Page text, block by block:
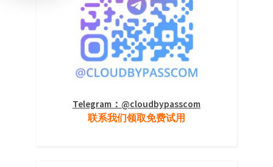
Telegram：@cloudbypasscom
联系我们领取免费试用